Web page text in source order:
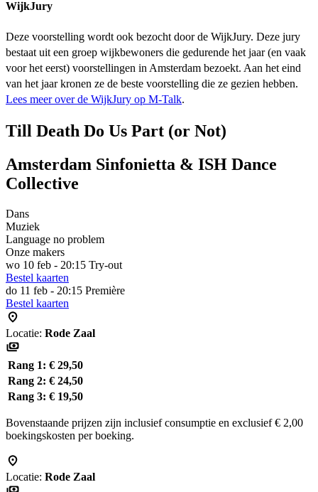
WijkJury
Deze voorstelling wordt ook bezocht door de WijkJury. Deze jury
bestaat uit een groep wijkbewoners die gedurende het jaar (en vaak
voor het eerst) voorstellingen in Amsterdam bezoekt. Aan het eind
van het jaar kronen ze de beste voorstelling die ze gezien hebben.
Lees meer over de WijkJury op M-Talk.
Till Death Do Us Part (or Not)
Amsterdam Sinfonietta & ISH Dance
Collective
Dans
Muziek
Language no problem
Onze makers
wo 10 feb - 20:15 Try-out
Bestel kaarten
do 11 feb - 20:15 Première
Bestel kaarten
Locatie: Rode Zaal
Rang 1: € 29,50
Rang 2: € 24,50
Rang 3: € 19,50
Bovenstaande prijzen zijn inclusief consumptie en exclusief € 2,00
boekingskosten per boeking.
Locatie: Rode Zaal